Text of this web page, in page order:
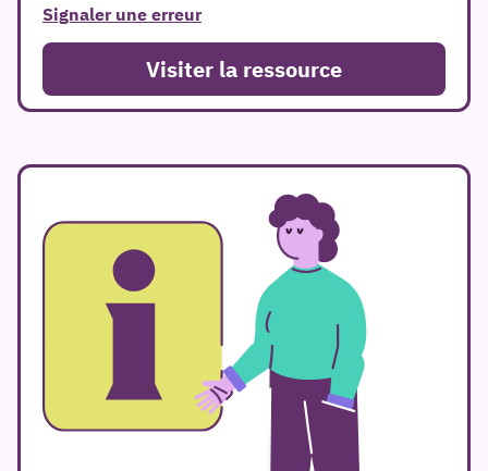
Signaler une erreur
Visiter la ressource